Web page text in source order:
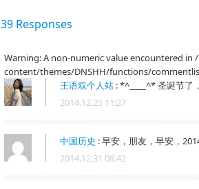
39 Responses
Warning: A non-numeric value encountered
content/themes/DNSHH/functions/
王语双个人站 :*^____^* 圣诞节了
2014.12.25 11:27
中国历史 :早安，朋友，早安，
2014.12.31 08:42